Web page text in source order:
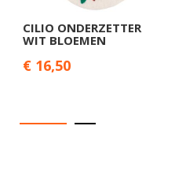
CILIO ONDERZETTER
WIT BLOEMEN
€ 16,50